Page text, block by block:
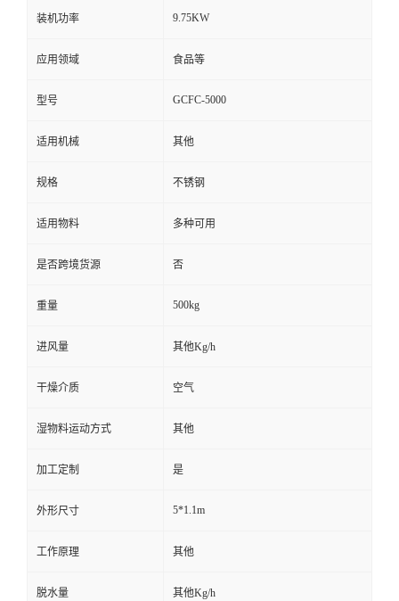
装机功率 9.75KW
应用领域 食品等
型号 GCFC-5000
适用机械 其他
规格 不锈钢
适用物料 多种可用
是否跨境货源 否
重量 500kg
进风量 其他Kg/h
干燥介质 空气
湿物料运动方式 其他
加工定制 是
外形尺寸 5*1.1m
工作原理 其他
脱水量 其他Kg/h